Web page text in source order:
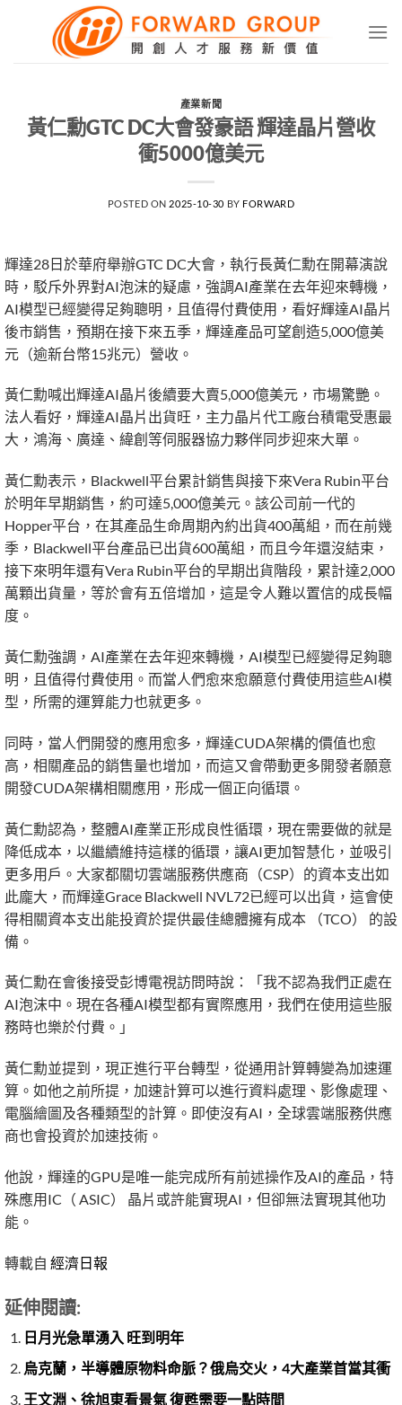
產業新聞
黃仁勳GTC DC大會發豪語 輝達晶片營收
衝5000億美元
POSTED ON 2025-10-30 BY FORWARD
輝達28日於華府舉辦GTC DC大會，執行長黃仁勳在開幕演說
時，駁斥外界對AI泡沫的疑慮，強調AI產業在去年迎來轉機，
AI模型已經變得足夠聰明，且值得付費使用，看好輝達AI晶片
後市銷售，預期在接下來五季，輝達產品可望創造5,000億美
元（逾新台幣15兆元）營收。
黃仁勳喊出輝達AI晶片後續要大賣5,000億美元，市場驚艷。
法人看好，輝達AI晶片出貨旺，主力晶片代工廠台積電受惠最
大，鴻海、廣達、緯創等伺服器協力夥伴同步迎來大單。
黃仁勳表示，Blackwell平台累計銷售與接下來Vera Rubin平台
於明年早期銷售，約可達5,000億美元。該公司前一代的
Hopper平台，在其產品生命周期內約出貨400萬組，而在前幾
季，Blackwell平台產品已出貨600萬組，而且今年還沒結束，
接下來明年還有Vera Rubin平台的早期出貨階段，累計達2,000
萬顆出貨量，等於會有五倍增加，這是令人難以置信的成長幅
度。
黃仁勳強調，AI產業在去年迎來轉機，AI模型已經變得足夠聰
明，且值得付費使用。而當人們愈來愈願意付費使用這些AI模
型，所需的運算能力也就更多。
同時，當人們開發的應用愈多，輝達CUDA架構的價值也愈
高，相關產品的銷售量也增加，而這又會帶動更多開發者願意
開發CUDA架構相關應用，形成一個正向循環。
黃仁勳認為，整體AI產業正形成良性循環，現在需要做的就是
降低成本，以繼續維持這樣的循環，讓AI更加智慧化，並吸引
更多用戶。大家都關切雲端服務供應商（CSP）的資本支出如
此龐大，而輝達Grace Blackwell NVL72已經可以出貨，這會使
得相關資本支出能投資於提供最佳總體擁有成本 （TCO） 的設
備。
黃仁勳在會後接受彭博電視訪問時說：「我不認為我們正處在
AI泡沫中。現在各種AI模型都有實際應用，我們在使用這些服
務時也樂於付費。」
黃仁勳並提到，現正進行平台轉型，從通用計算轉變為加速運
算。如他之前所提，加速計算可以進行資料處理、影像處理、
電腦繪圖及各種類型的計算。即使沒有AI，全球雲端服務供應
商也會投資於加速技術。
他說，輝達的GPU是唯一能完成所有前述操作及AI的產品，特
殊應用IC（ ASIC） 晶片或許能實現AI，但卻無法實現其他功
能。
轉載自 經濟日報
延伸閱讀:
日月光急單湧入 旺到明年
烏克蘭，半導體原物料命脈？俄烏交火，4大產業首當其衝
王文淵、徐旭東看景氣 復甦需要一點時間